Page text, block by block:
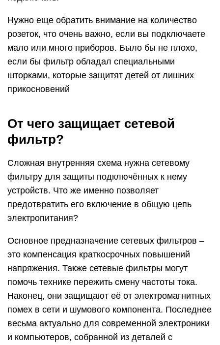
Нужно еще обратить внимание на количество
розеток, что очень важно, если вы подключаете
мало или много приборов. Было бы не плохо,
если бы фильтр обладал специальными
шторками, которые защитят детей от лишних
прикосновений
От чего защищает сетевой
фильтр?
Сложная внутренняя схема нужна сетевому
фильтру для защиты подключённых к нему
устройств. Что же именно позволяет
предотвратить его включение в общую цепь
электропитания?
Основное предназначение сетевых фильтров –
это компенсация краткосрочных повышений
напряжения. Также сетевые фильтры могут
помочь технике пережить смену частоты тока.
Наконец, они защищают её от электромагнитных
помех в сети и шумового компонента. Последнее
весьма актуально для современной электроники
и компьютеров, собранной из деталей с